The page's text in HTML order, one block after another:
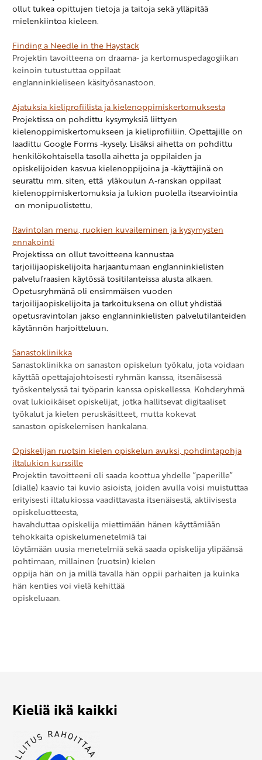
ollut tukea opittujen tietoja ja taitoja sekä ylläpitää
mielenkiintoa kieleen.
Finding a Needle in the Haystack
Projektin tavoitteena on draama- ja kertomuspedagogiikan
keinoin tutustuttaa oppilaat
englanninkieliseen käsityösanastoon.
Ajatuksia kieliprofiilista ja kielenoppimiskertomuksesta
Projektissa on pohdittu kysymyksiä liittyen
kielenoppimiskertomukseen ja kieliprofiiliin. Opettajille on
laadittu Google Forms -kysely. Lisäksi aihetta on pohdittu
henkilökohtaisella tasolla aihetta ja oppilaiden ja
opiskelijoiden kasvua kielenoppijoina ja -käyttäjinä on
seurattu mm. siten, että yläkoulun A-ranskan oppilaat
kielenoppimiskertomuksia ja lukion puolella itsearviointia
on monipuolistettu.
Ravintolan menu, ruokien kuvaileminen ja kysymysten
ennakointi
Projektissa on ollut tavoitteena kannustaa
tarjoilijaopiskelijoita harjaantumaan englanninkielisten
palvelufraasien käytössä tositilanteissa alusta alkaen.
Opetusryhmänä oli ensimmäisen vuoden
tarjoilijaopiskelijoita ja tarkoituksena on ollut yhdistää
opetusravintolan jakso englanninkielisten palvelutilanteiden
käytännön harjoitteluun.
Sanastoklinikka
Sanastoklinikka on sanaston opiskelun työkalu, jota voidaan
käyttää opettajajohtoisesti ryhmän kanssa, itsenäisessä
työskentelyssä tai työparin kanssa opiskellessa. Kohderyhmä
ovat lukioikäiset opiskelijat, jotka hallitsevat digitaaliset
työkalut ja kielen peruskäsitteet, mutta kokevat
sanaston opiskelemisen hankalana.
Opiskelijan ruotsin kielen opiskelun avuksi, pohdintapohja
iltalukion kurssille
Projektin tavoitteeni oli saada koottua yhdelle ”paperille”
(dialle) kaavio tai kuvio asioista, joiden avulla voisi muistuttaa
erityisesti iltalukiossa vaadittavasta itsenäisestä, aktiivisesta
opiskeluotteesta,
havahduttaa opiskelija miettimään hänen käyttämiään
tehokkaita opiskelumenetelmiä tai
löytämään uusia menetelmiä sekä saada opiskelija ylipäänsä
pohtimaan, millainen (ruotsin) kielen
oppija hän on ja millä tavalla hän oppii parhaiten ja kuinka
hän kenties voi vielä kehittää
opiskeluaan.
Kieliä ikä kaikki